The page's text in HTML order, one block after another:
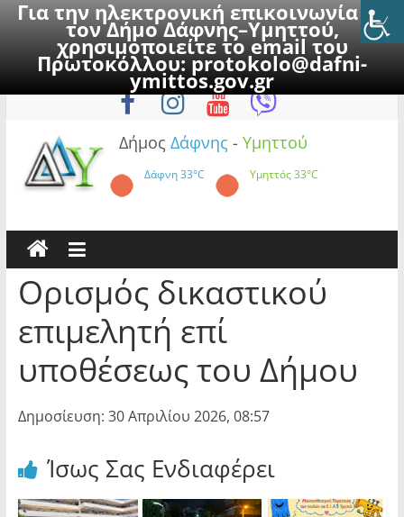
Για την ηλεκτρονική επικοινωνία με
τον Δήμο Δάφνης–Υμηττού,
χρησιμοποιείτε το email του
Πρωτοκόλλου:protokolo@dafni-
ymittos.gov.gr
to
Κυριακή, 9 Αυγούστου 2026
Δήμος Δάφνης - Υμηττού
Δάφνη33°C Υμηττός33°C
Ορισμός δικαστικού
επιμελητή επί
υποθέσεως του Δήμου
Δημοσίευση: 30 Απριλίου 2026, 08:57
Ίσως Σας Ενδιαφέρει